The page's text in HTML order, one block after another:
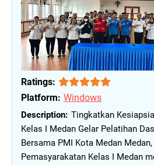
Ratings:
Platform: Windows
Tingkatkan
Kelas I Medan Gelar Pelatihan
Bersama PMI Kota Medan
Pemasyarakatan Kelas I Medan